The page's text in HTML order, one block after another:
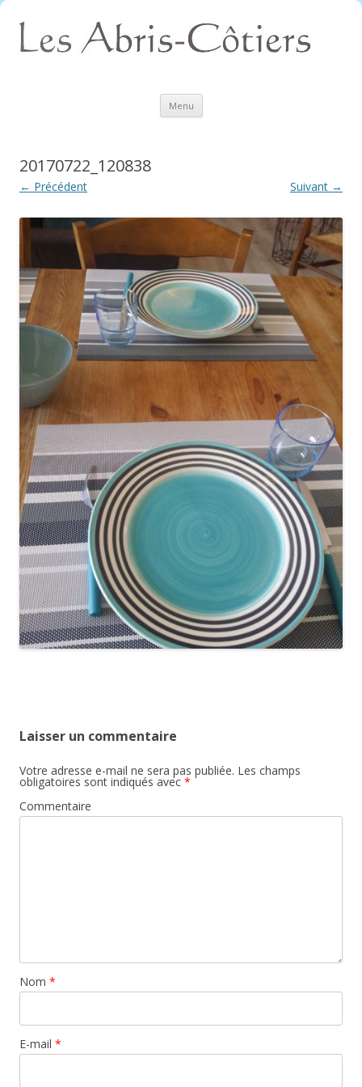
Menu Aller
contenu
20170722_120838
← Précédent Suivant →
Laisser un commentaire
Votre adresse e-mail ne sera pas publiée. Les champs
obligatoires sont indiqués avec *
Commentaire
Nom *
E-mail *